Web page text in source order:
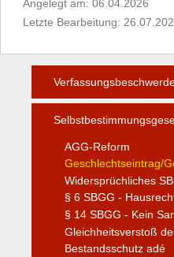
Angelegt am: 06.04.2026
Letzte Bearbeitung:
AGG-Reform
Geschlechtseintrag/
Widersprüchliches
§ 6 SBGG -
§ 14 SBGG - Kein
Gleichheitsverstoß
Bestandsschutz adé